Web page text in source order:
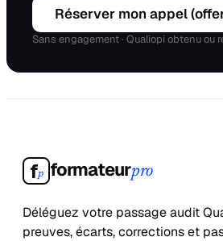
Réserver mon appel
Sans engagement · Qualiopi obtenu ou
fp formateurpro
Déléguez votre passage audit
preuves, écarts, corrections et